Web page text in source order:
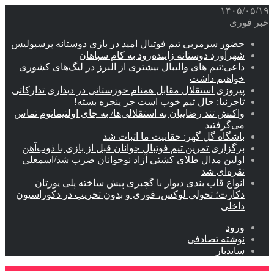
۱۴۰۵/۰۵/۱۹
خبر فوری
حضور سرمربی تیم فوتبال امید در بازی دوستانه پرسپولیس
شهرآورد دوستانه زاینده‌رود به کام سپاهان
داعی:تیم های والیبال بیشتری از البرز در لیگ‌های کشوری
خواهیم داشت
پیروزی استقلال مقابل همنام خوزستانی در دیداری تدارکاتی
تاجرنیا: حال تیم خوب است جز پنجره بسته!
واکنش تند رضاییان به استقلالی‌ها/ به جای اولتیماتوم تماس
می‌گرفتید
باشگاه گل گهر: حقانیت ما اثبات شد
برگزاری تمرین تیم فوتبال جوانان قبل از بازی با ذوب‌آهن
اولین مدال طلای کشتی آزاد نوجوانان ضرب شد/اسمعلی
نقره‌ای شد
انواع قاب بندی دیوار با گچبری پیش ساخته پلی یورتان
دکارت؛ تحولی لوکس، فوری و بدون تخریب در دکوراسیون
داخلی
ورود
نوشته تصادفی
سایدبار